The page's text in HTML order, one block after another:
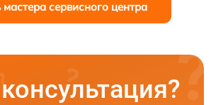
мастера сервисного центра